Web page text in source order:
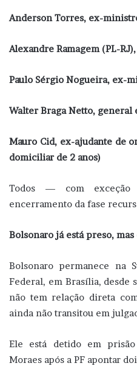
Anderson Torres, ex-
Alexandre Ramagem (PL-
Paulo Sérgio Nogueira, ex-
Walter Braga Netto,
Mauro Cid, ex-ajudante de
domiciliar de 2 anos)
Todos — com
encerramento da fase
Bolsonaro já está preso,
Bolsonaro permanece na
Federal, em Brasília, desde
não tem relação direta
ainda não transitou em
Ele está detido em
Moraes após a PF apontar